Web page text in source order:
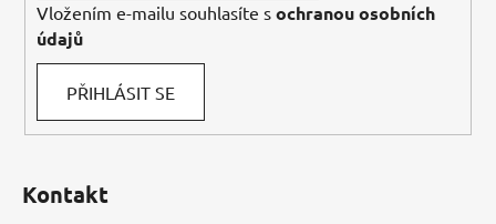
Vložením e-mailu souhlasíte s ochranou osobních
údajů
PŘIHLÁSIT SE
Kontakt